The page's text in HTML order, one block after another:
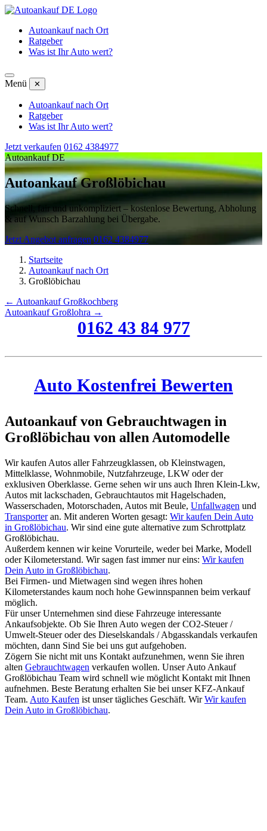
Autoankauf nach Ort
Ratgeber
Was ist Ihr Auto wert?
Menü ✕
Autoankauf nach Ort
Ratgeber
Was ist Ihr Auto wert?
Jetzt verkaufen 0162 4384977
Autoankauf DE
Autoankauf Großlöbichau
Schnell, fair und unkompliziert – kostenlose Bewertung, Abholung
& auf Wunsch Barzahlung bei Übergabe.
Jetzt Angebot anfragen 0162 4384977
Startseite
Autoankauf nach Ort
Großlöbichau
← Autoankauf Großkochberg
Autoankauf Großlohra →
0162 43 84 977
Auto Kostenfrei Bewerten
Autoankauf von Gebrauchtwagen in
Großlöbichau von allen Automodelle
Wir kaufen Autos aller Fahrzeugklassen, ob Kleinstwagen,
Mittelklasse, Wohnmobile, Nutzfahrzeuge, LKW oder der
exklusiven Oberklasse. Gerne sehen wir uns auch Ihren Klein-Lkw,
Autos mit lackschaden, Gebrauchtautos mit Hagelschaden,
Wasserschaden, Motorschaden, Autos mit Beule, Unfallwagen und
Transporteran. Mit anderen Worten gesagt: Wir kaufen Dein Auto
in Großlöbichau. Wir sind eine gute alternative zum Schrottplatz
Großlöbichau.
Außerdem kennen wir keine Vorurteile, weder bei Marke, Modell
oder Kilometerstand. Wir sagen fast immer nur eins: Wir kaufen
Dein Auto in Großlöbichau.
Bei Firmen- und Mietwagen sind wegen ihres hohen
Kilometerstandes kaum noch hohe Gewinnspannen beim verkauf
möglich.
Für unser Unternehmen sind diese Fahrzeuge interessante
Ankaufsobjekte. Ob Sie Ihren Auto wegen der CO2-Steuer /
Umwelt-Steuer oder des Dieselskandals / Abgasskandals verkaufen
möchten, dann Sind Sie bei uns gut aufgehoben.
Zögern Sie nicht mit uns Kontakt aufzunehmen, wenn Sie ihren
alten Gebrauchtwagen verkaufen wollen. Unser Auto Ankauf
Großlöbichau Team wird schnell wie möglicht Kontakt mit Ihnen
aufnehmen. Beste Beratung erhalten Sie bei unser KFZ-Ankauf
Team. Auto Kaufen ist unser tägliches Geschäft. WirWir kaufen
Dein Auto in Großlöbichau.